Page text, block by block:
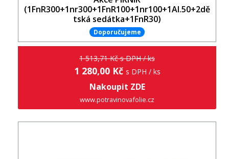
(1FnR300+1nr300+1FnR100+1nr100+1Al.50+2dě
tská sedátka+1FnR30)
Doporučujeme
1 513,71 Kč s DPH / ks
1 280,00 Kč s DPH / ks
Nakoupit ZDE
www.potravinovafolie.cz